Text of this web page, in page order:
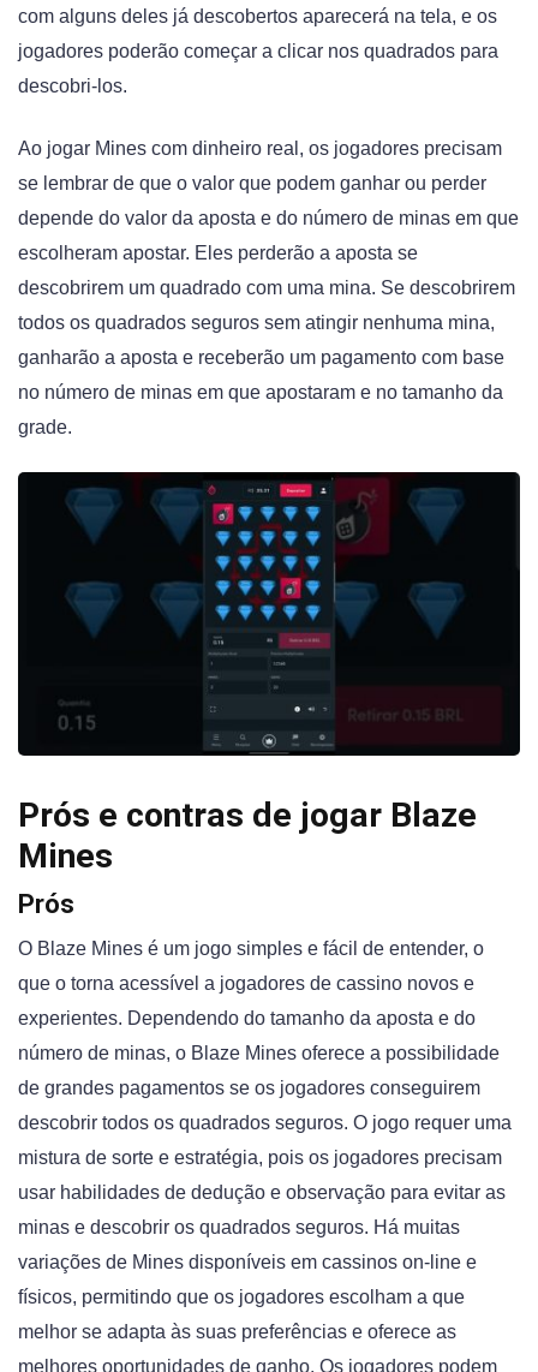
com alguns deles já descobertos aparecerá na tela, e os
jogadores poderão começar a clicar nos quadrados para
descobri-los.
Ao jogar Mines com dinheiro real, os jogadores precisam
se lembrar de que o valor que podem ganhar ou perder
depende do valor da aposta e do número de minas em que
escolheram apostar. Eles perderão a aposta se
descobrirem um quadrado com uma mina. Se descobrirem
todos os quadrados seguros sem atingir nenhuma mina,
ganharão a aposta e receberão um pagamento com base
no número de minas em que apostaram e no tamanho da
grade.
Prós e contras de jogar Blaze
Mines
Prós
O Blaze Mines é um jogo simples e fácil de entender, o
que o torna acessível a jogadores de cassino novos e
experientes. Dependendo do tamanho da aposta e do
número de minas, o Blaze Mines oferece a possibilidade
de grandes pagamentos se os jogadores conseguirem
descobrir todos os quadrados seguros. O jogo requer uma
mistura de sorte e estratégia, pois os jogadores precisam
usar habilidades de dedução e observação para evitar as
minas e descobrir os quadrados seguros. Há muitas
variações de Mines disponíveis em cassinos on-line e
físicos, permitindo que os jogadores escolham a que
melhor se adapta às suas preferências e oferece as
melhores oportunidades de ganho. Os jogadores podem